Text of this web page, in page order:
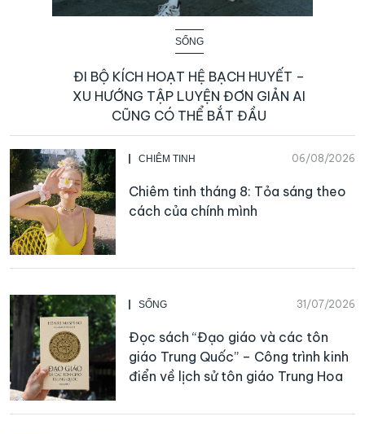
SỐNG
ĐI BỘ KÍCH HOẠT HỆ BẠCH HUYẾT –
XU HƯỚNG TẬP LUYỆN ĐƠN GIẢN AI
CŨNG CÓ THỂ BẮT ĐẦU
CHIÊM TINH 06/08/2026
Chiêm tinh tháng 8: Tỏa sáng theo
cách của chính mình
SỐNG 31/07/2026
Đọc sách “Đạo giáo và các tôn
giáo Trung Quốc” – Công trình kinh
điển về lịch sử tôn giáo Trung Hoa